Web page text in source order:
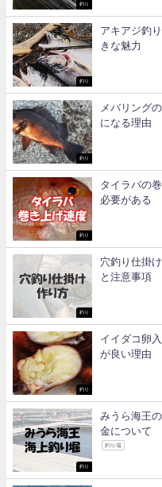
釣り
釣り
アキアジ釣
きな魅力
釣り
メバリング
になる理由
釣り
タイラバの
必要がある
釣り
穴釣り仕掛
と注意事項
釣り
イイダコ卵
が良い理由
釣り
みうら海王
金について
釣り場